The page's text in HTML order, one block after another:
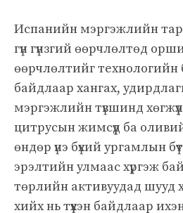
Испанийн мэргэжлийн
гүн гүнзгий өөрчлөлтөд
өөрчлөлтийг технологийн
байдлаар хангах,
мэргэжлийн түвшинд
цитрусын жимсүүд ба
өндөр үнэ бүхий ургамлын
эрэлтийн улмаас хүргэж
төрлийн активуудад шууд
хийх нь түүхэн байдлаар